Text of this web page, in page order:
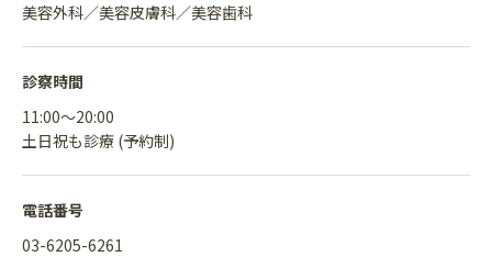
美容外科／美容皮膚科／美容歯科
診察時間
11:00〜20:00
土日祝も診療 (予約制)
電話番号
03-6205-6261